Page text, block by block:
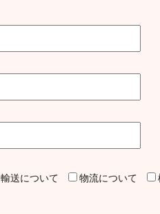
輸送について 物流について